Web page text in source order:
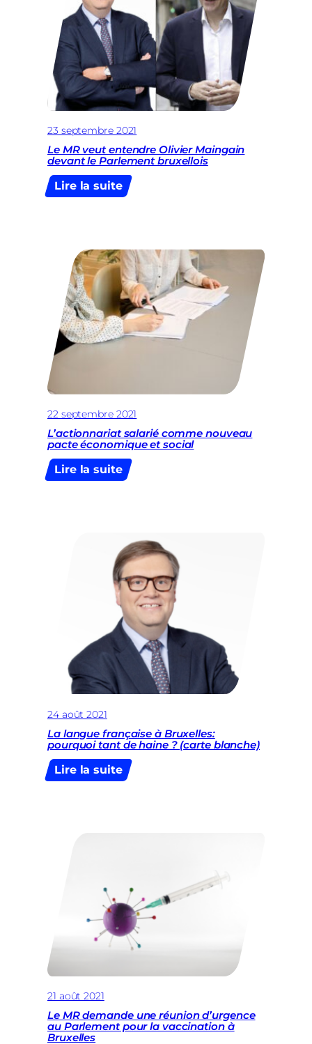
les
étages »
23 septembre 2021
Le MR veut entendre Olivier Maingain
devant le Parlement bruxellois
Lire la suite:
Le
entendre
Olivier
Maingain
devant
le
Parlement
bruxellois
22 septembre 2021
L’actionnariat salarié comme nouveau
pacte économique et social
Lire la suite:
L’actionnariat
pacte
économique
et
social
24 août 2021
La langue française à Bruxelles:
pourquoi tant de haine ? (carte blanche)
Lire la suite:
La
de
haine
(carte
blanche)
21 août 2021
Le MR demande une réunion d’urgence
au Parlement pour la vaccination à
Bruxelles